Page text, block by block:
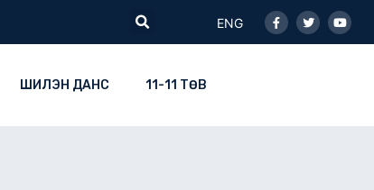
Search
ENG
f
ШИЛЭН ДАНС 11-11 ТӨВ